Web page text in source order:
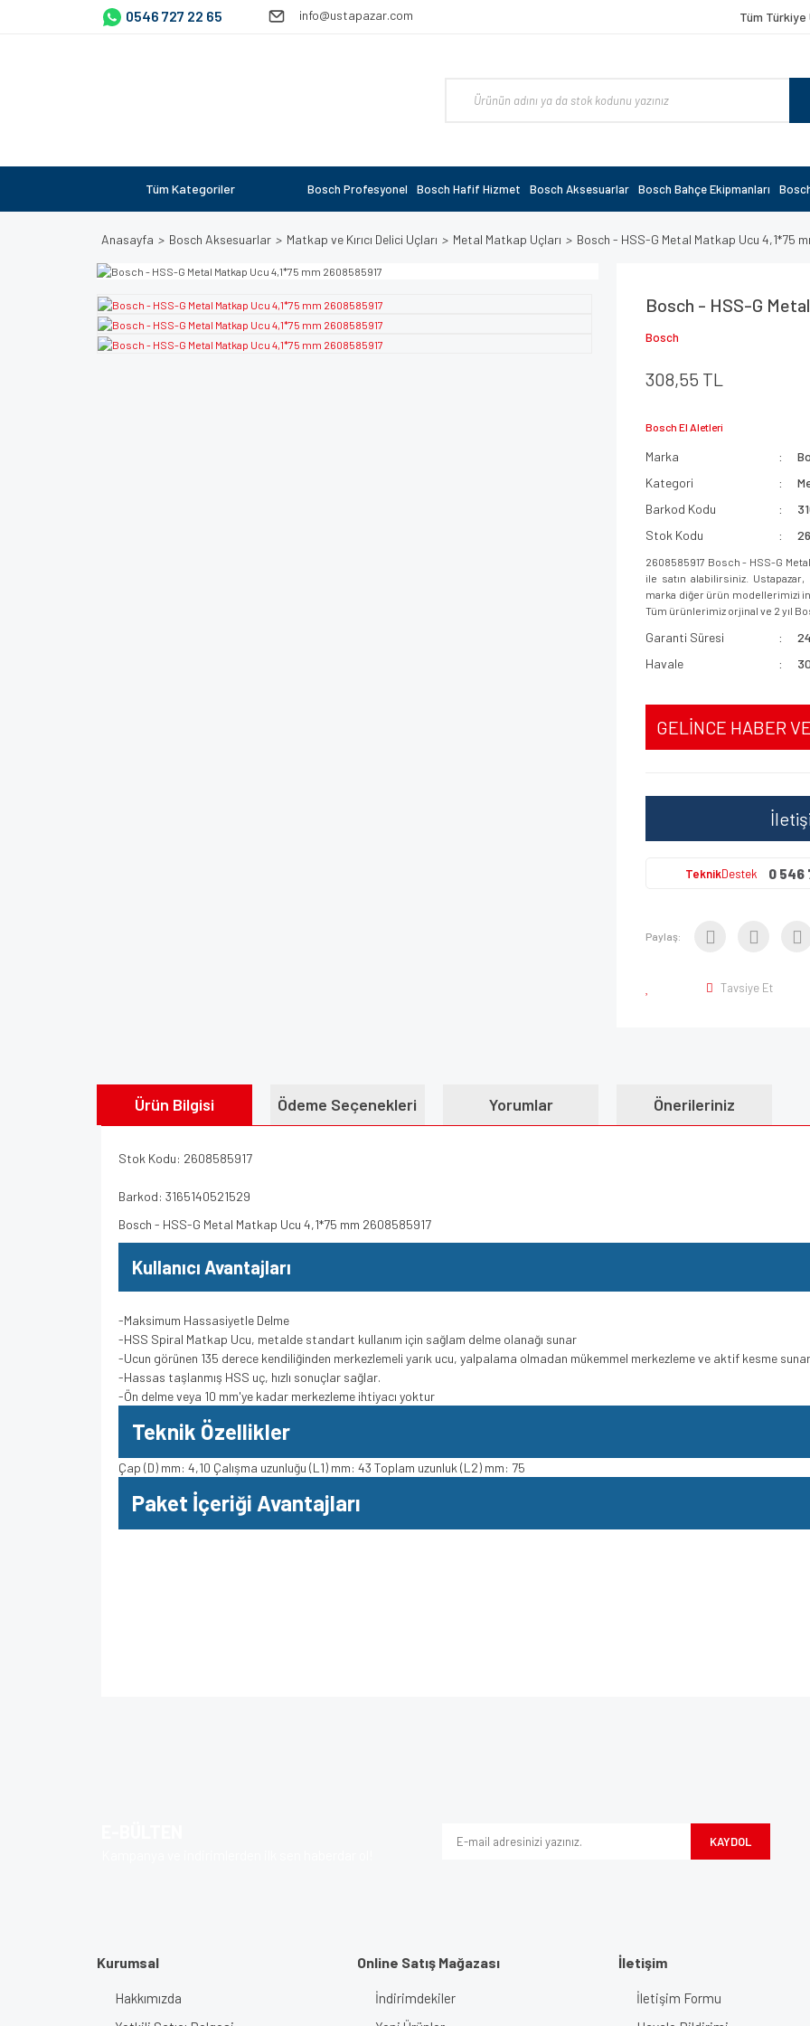
0546 727 22 65 info@ustapazar.com Tüm
Tüm Kategoriler Bosch Profesyonel Bosch Hafif Hizmet Bosch Aksesuarlar Bosch Bahçe Ekipmanları
Anasayfa Bosch Aksesuarlar Matkap ve Kırıcı Delici Uçları Metal Matkap Uçları Bosch - HSS-G Metal Matkap Ucu 4,1*75
Bosch - HSS-G
Bosch
308,55 TL
Bosch El Aletleri
Marka
Kategori
Barkod Kodu
Stok Kodu
2608585917 Bosch - HSS-G
ile satın alabilirsiniz.
marka diğer ürün modellerimizi
Tüm ürünlerimiz orjinal ve 2 yıl
Garanti Süresi
Havale
GELİNCE HABER
TeknikDestek 0 546
Paylaş:
Tavsiye Et
Ürün Bilgisi Ödeme Seçenekleri Yorumlar Önerileriniz
Stok Kodu: 2608585917
Barkod: 3165140521529
Bosch - HSS-G Metal Matkap Ucu 4,1*75 mm 2608585917
Kullanıcı Avantajları
-Maksimum Hassasiyetle Delme
-HSS Spiral Matkap Ucu, metalde standart kullanım için sağlam delme olanağı sunar
-Ucun görünen 135 derece kendiliğinden merkezlemeli yarık ucu, yalpalama olmadan mükemmel merkezleme ve aktif kesme sunar
-Hassas taşlanmış HSS uç, hızlı sonuçlar sağlar.
-Ön delme veya 10 mm'ye kadar merkezleme ihtiyacı yoktur
Teknik Özellikler
Çap (D) mm: 4,10 Çalışma uzunluğu (L1) mm: 43 Toplam uzunluk (L2) mm: 75
Paket İçeriği Avantajları
KAYDOL
Kurumsal
Hakkımızda
Online Satış Mağazası
İndirimdekiler
İletişim
İletişim Formu